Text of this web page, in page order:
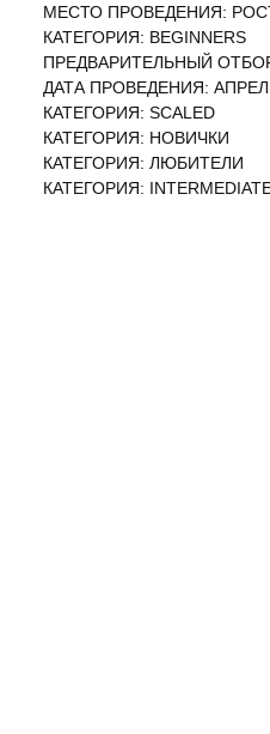
МЕСТО ПРОВЕДЕНИЯ:
КАТЕГОРИЯ: BEGINNERS
ПРЕДВАРИТЕЛЬНЫЙ
ДАТА ПРОВЕДЕНИЯ:
КАТЕГОРИЯ: SCALED
КАТЕГОРИЯ: НОВИЧКИ
КАТЕГОРИЯ: ЛЮБИТЕЛИ
КАТЕГОРИЯ: